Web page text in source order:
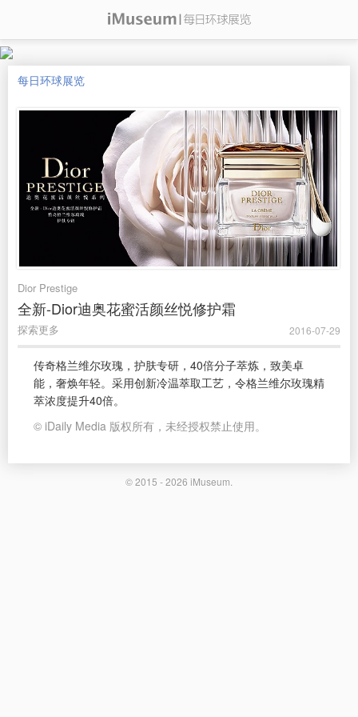
每日环球展览
Dior Prestige
全新-Dior迪奥花蜜活颜丝悦修护霜
探索更多 2016-07-29
传奇格兰维尔玫瑰，护肤专研，40倍分子萃炼，致美卓
能，奢焕年轻。采用创新冷温萃取工艺，令格兰维尔玫瑰精
萃浓度提升40倍。
© iDaily Media 版权所有，未经授权禁止使用。
© 2015 - 2026 iMuseum.